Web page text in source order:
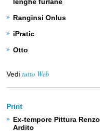
Ranginsi Onlus
iPratic
Otto
Vedi tutto Web
Print
Ex-tempore Pittura Renzo
Ardito